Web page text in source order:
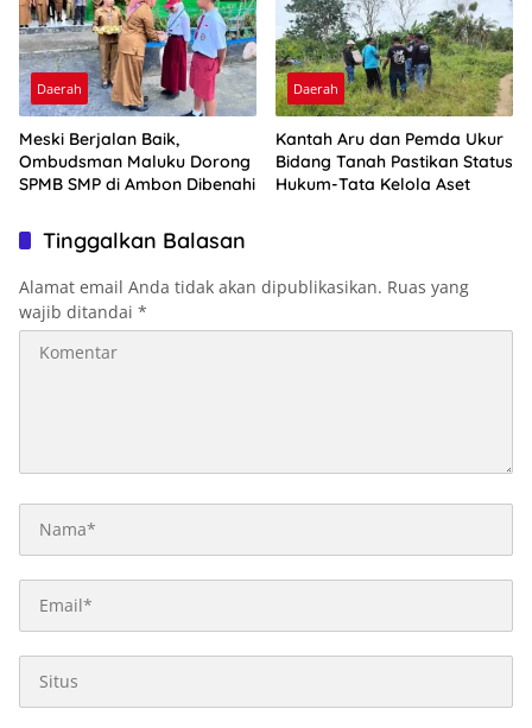
Daerah
Meski Berjalan Baik,
Ombudsman Maluku Dorong
SPMB SMP di Ambon Dibenahi
Daerah
Kantah Aru dan Pemda Ukur
Bidang Tanah Pastikan Status
Hukum-Tata Kelola Aset
Tinggalkan Balasan
Alamat email Anda tidak akan dipublikasikan. Ruas yang
wajib ditandai *